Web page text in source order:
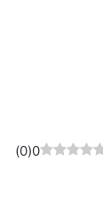
0
(
0
)